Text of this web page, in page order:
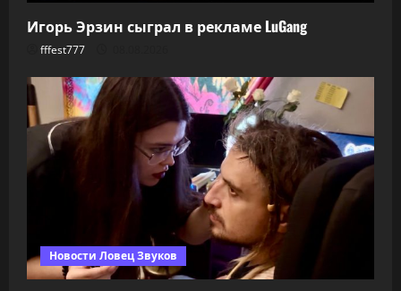
Игорь Эрзин сыграл в рекламе LuGang
fffest777
Новости Ловец Звуков